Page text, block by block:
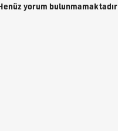
yorum bulunmamaktadır